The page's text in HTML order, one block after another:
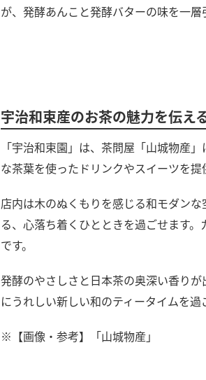
が、発酵あんこと発酵バターの味を一層
宇治和束産のお茶の魅力を伝え
「宇治和束園」は、茶問屋「山城物産
な茶葉を使ったドリンクやスイーツを提
店内は木のぬくもりを感じる和モダン
る、心落ち着くひとときを過ごせます
です。
発酵のやさしさと日本茶の奥深い香り
にうれしい新しい和のティータイムを過
※【画像・参考】「山城物産」